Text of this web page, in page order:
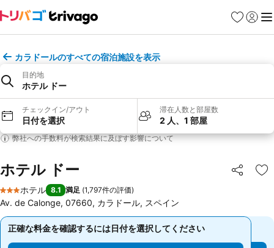
お気に入り
ログイ
メ
カラドールのすべての宿泊施設を表示
目的地
ホテル ドー
チェックイン/アウト
日付を選択
滞在人数と部屋数
2 人、1 部屋
弊社への手数料が検索結果に及ぼす影響について
ホテル ドー シェア
お
3 ホテルのランク
ホテル 8.1 満足 (1,797件の評価)
Av. de Calonge, 07660, カラドール, スペイン
正確な料金を確認するには日付を選択してください
正確な料金を確認するには日付を選択してください